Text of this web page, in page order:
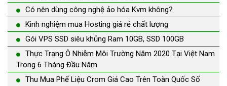
Có nên dùng công nghệ ảo hóa Kvm không?
Kinh nghiệm mua Hosting giá rẻ chất lượng
Gói VPS SSD siêu khủng Ram 10GB, SSD 100GB
Thực Trạng Ô Nhiễm Môi Trường Năm 2020 Tại Việt Nam
Trong 6 Tháng Đầu Năm
Thu Mua Phế Liệu Crom Giá Cao Trên Toàn Quốc Số